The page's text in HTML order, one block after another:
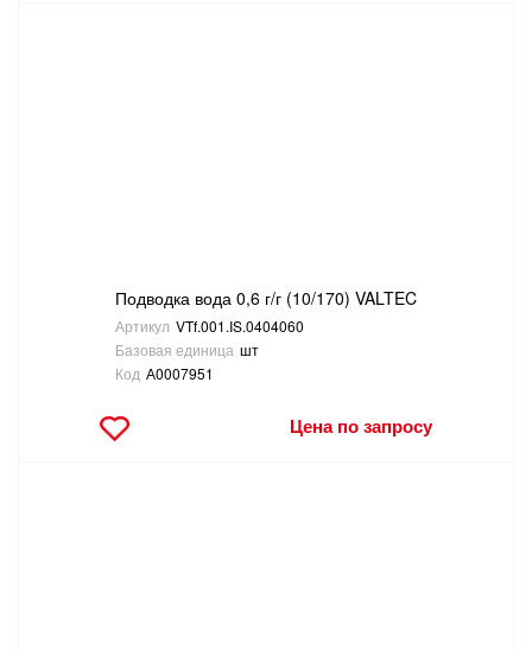
Подводка вода 0,6 г/г (10/170) VALTEC
Артикул VTf.001.IS.0404060
Базовая единица шт
Код А0007951
Цена по запросу